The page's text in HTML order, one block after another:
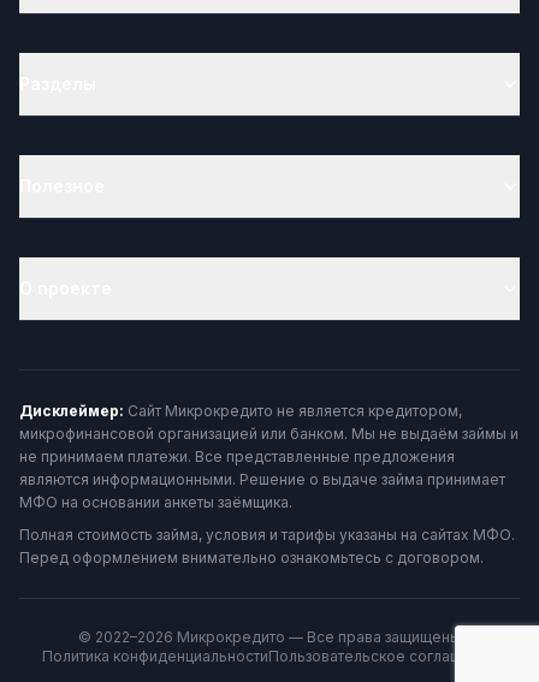
Дисклеймер: Сайт Микрокредито не является кредитором,
микрофинансовой организацией или банком. Мы не выдаём займы и
не принимаем платежи. Все представленные предложения
являются информационными. Решение о выдаче займа принимает
МФО на основании анкеты заёмщика.
Полная стоимость займа, условия и тарифы указаны на сайтах МФО.
Перед оформлением внимательно ознакомьтесь с договором.
© 2022–2026 Микрокредито — Все права защищены
Политика конфиденциальностиПользовательское соглашение